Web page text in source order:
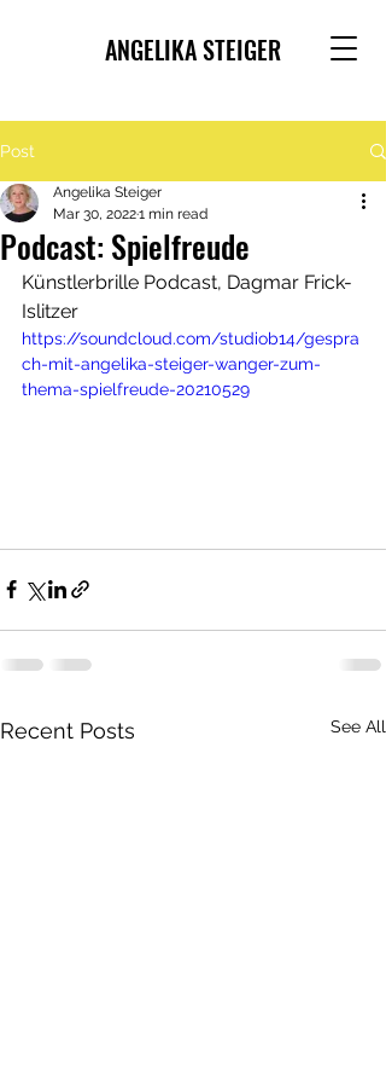
ANGELIKA STEIGER
Post
Podcast: Spielfreude
Angelika Steiger
Mar 30, 20221 min read
Künstlerbrille Podcast, Dagmar Frick-
Islitzer
https://soundcloud.com/studiob14/gespra
ch-mit-angelika-steiger-wanger-zum-
thema-spielfreude-20210529
Recent Posts See All